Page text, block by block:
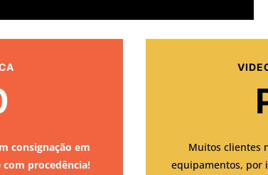
consignação em
com procedência!
Muitos clientes
equipamentos, por